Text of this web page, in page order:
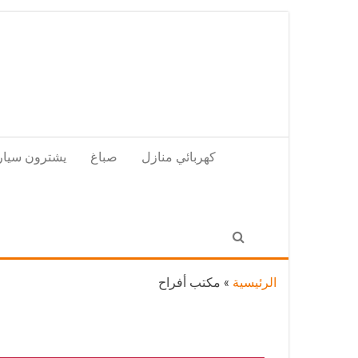
يشترون صباغ كهربائي منازل
الرئيسية » مكتب أفراح